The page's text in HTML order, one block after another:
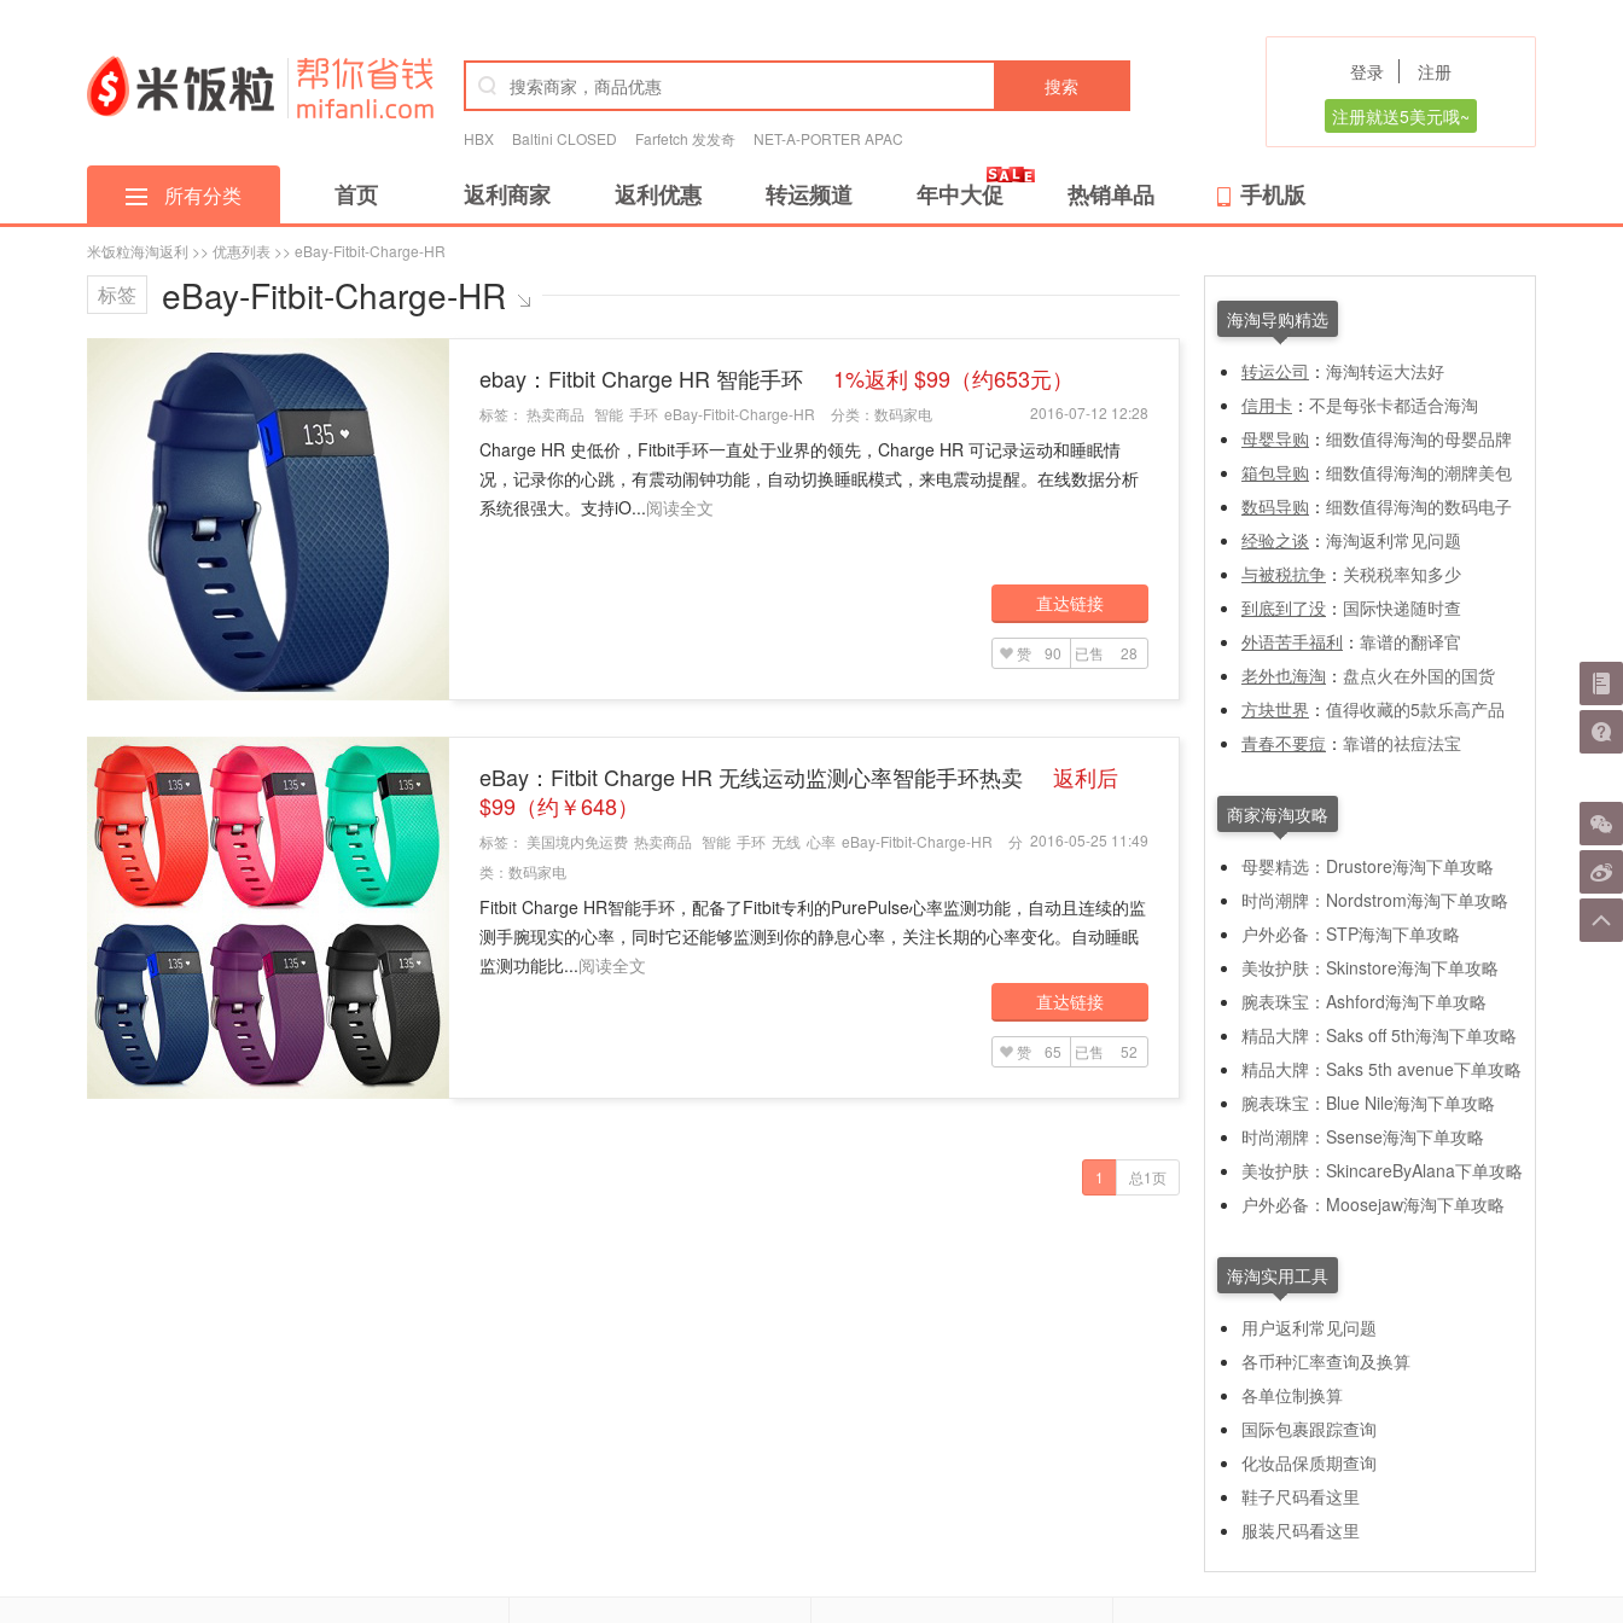
搜索
HBX Baltini CLOSED Farfetch 发发奇 NET-A-PORTER APAC
登录
注册
注册就送5美元哦~
所有分类 首页 返利商家 返利优惠 转运频道 年中大促 热销单品 手机版
米饭粒海淘返利 >> 优惠列表 >> eBay-Fitbit-Charge-HR
标签 eBay-Fitbit-Charge-HR
ebay：Fitbit Charge HR 智能手环 1%返利 $99（约653元）
2016-07-12 12:28
标签： 热卖商品 智能 手环 eBay-Fitbit-Charge-HR 分类： 数码家电
Charge HR 史低价，Fitbit手环一直处于业界的领先，Charge HR 可记录运动和睡眠情
况，记录你的心跳，有震动闹钟功能，自动切换睡眠模式，来电震动提醒。在线数据分析
系统很强大。支持iO...阅读全文
直达链接
赞 90 已售 28
eBay：Fitbit Charge HR 无线运动监测心率智能手环热卖
返利后
$99（约￥648）
2016-05-25 11:49
标签： 美国境内免运费 热卖商品 智能 手环 无线 心率 eBay-Fitbit-Charge-HR
分
类： 数码家电
Fitbit Charge HR智能手环，配备了Fitbit专利的PurePulse心率监测功能，自动且连续的监
测手腕现实的心率，同时它还能够监测到你的静息心率，关注长期的心率变化。自动睡眠
监测功能比...阅读全文
直达链接
赞 65 已售 52
1 总1页
海淘导购精选
转运公司 ： 海淘转运大法好
信用卡 ： 不是每张卡都适合海淘
母婴导购 ： 细数值得海淘的母婴品牌
箱包导购 ： 细数值得海淘的潮牌美包
数码导购 ： 细数值得海淘的数码电子
经验之谈 ： 海淘返利常见问题
与被税抗争 ： 关税税率知多少
到底到了没 ： 国际快递随时查
外语苦手福利 ： 靠谱的翻译官
老外也海淘 ： 盘点火在外国的国货
方块世界 ： 值得收藏的5款乐高产品
青春不要痘 ： 靠谱的祛痘法宝
商家海淘攻略
母婴精选：Drustore海淘下单攻略
时尚潮牌：Nordstrom海淘下单攻略
户外必备：STP海淘下单攻略
美妆护肤：Skinstore海淘下单攻略
腕表珠宝：Ashford海淘下单攻略
精品大牌：Saks off 5th海淘下单攻略
精品大牌：Saks 5th avenue下单攻略
腕表珠宝：Blue Nile海淘下单攻略
时尚潮牌：Ssense海淘下单攻略
美妆护肤：SkincareByAlana下单攻略
户外必备：Moosejaw海淘下单攻略
海淘实用工具
用户返利常见问题
各币种汇率查询及换算
各单位制换算
国际包裹跟踪查询
化妆品保质期查询
鞋子尺码看这里
服装尺码看这里